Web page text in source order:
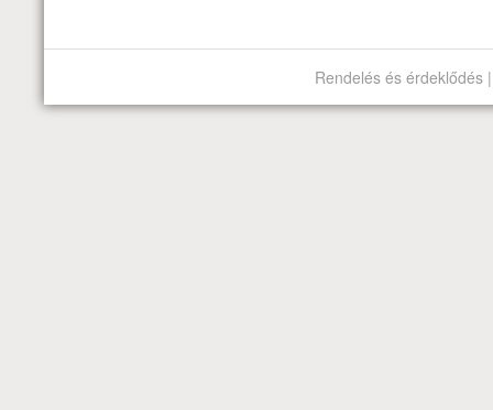
Rendelés és érdeklődés